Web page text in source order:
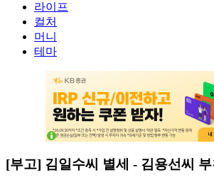
라이프
컬처
머니
테마
[부고] 김일수씨 별세 - 김용선씨